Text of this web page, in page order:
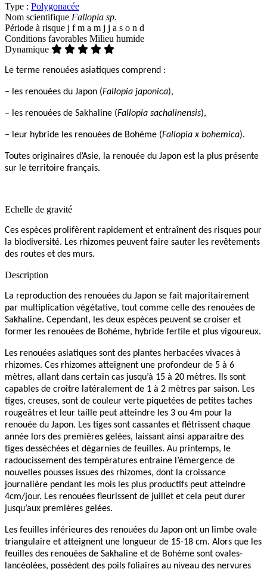
Type : Polygonacée
Nom scientifique Fallopia sp.
Période à risque j f m a m j j a s o n d
Conditions favorables Milieu humide
Dynamique
Le terme renouées asiatiques comprend :
– les renouées du Japon (Fallopia japonica),
– les renouées de Sakhaline (Fallopia sachalinensis),
– leur hybride les renouées de Bohème (Fallopia x bohemica).
Toutes originaires d’Asie, la renouée du Japon est la plus présente
sur le territoire français.
Echelle de gravité
Ces espèces prolifèrent rapidement et entraînent des risques pour
la biodiversité. Les rhizomes peuvent faire sauter les revêtements
des routes et des murs.
Description
La reproduction des renouées du Japon se fait majoritairement
par multiplication végétative, tout comme celle des renouées de
Sakhaline. Cependant, les deux espèces peuvent se croiser et
former les renouées de Bohème, hybride fertile et plus vigoureux.
Les renouées asiatiques sont des plantes herbacées vivaces à
rhizomes. Ces rhizomes atteignent une profondeur de 5 à 6
mètres, allant dans certain cas jusqu’à 15 à 20 mètres. Ils sont
capables de croître latéralement de 1 à 2 mètres par saison. Les
tiges, creuses, sont de couleur verte piquetées de petites taches
rougeâtres et leur taille peut atteindre les 3 ou 4m pour la
renouée du Japon. Les tiges sont cassantes et flétrissent chaque
année lors des premières gelées, laissant ainsi apparaitre des
tiges desséchées et dégarnies de feuilles. Au printemps, le
radoucissement des températures entraine l’émergence de
nouvelles pousses issues des rhizomes, dont la croissance
journalière pendant les mois les plus productifs peut atteindre
4cm/jour. Les renouées fleurissent de juillet et cela peut durer
jusqu’aux premières gelées.
Les feuilles inférieures des renouées du Japon ont un limbe ovale
triangulaire et atteignent une longueur de 15-18 cm. Alors que les
feuilles des renouées de Sakhaline et de Bohème sont ovales-
lancéolées, possèdent des poils foliaires au niveau des nervures